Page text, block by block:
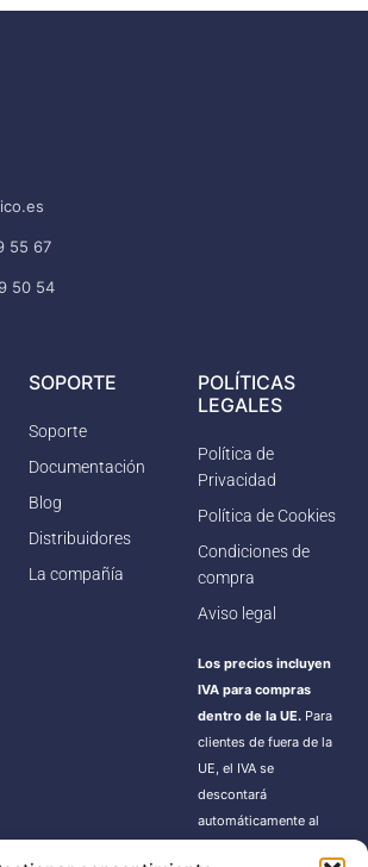
55 67
50 54
SOPORTE
Soporte
Documentación
Blog
Distribuidores
La compañía
POLÍTICAS
LEGALES
Política de
Privacidad
Política de Cookies
Condiciones de
compra
Aviso legal
Los precios incluyen
IVA para compras
dentro de la UE. Para
clientes de fuera de la
UE, el IVA se
descontará
automáticamente al